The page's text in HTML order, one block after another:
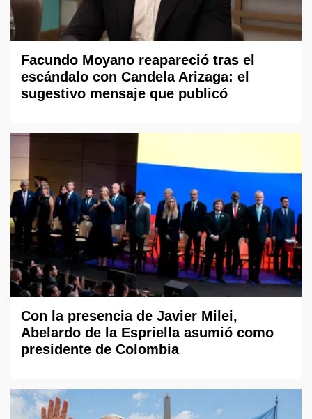
Facundo Moyano reapareció tras el
escándalo con Candela Arizaga: el
sugestivo mensaje que publicó
Con la presencia de Javier Milei,
Abelardo de la Espriella asumió como
presidente de Colombia